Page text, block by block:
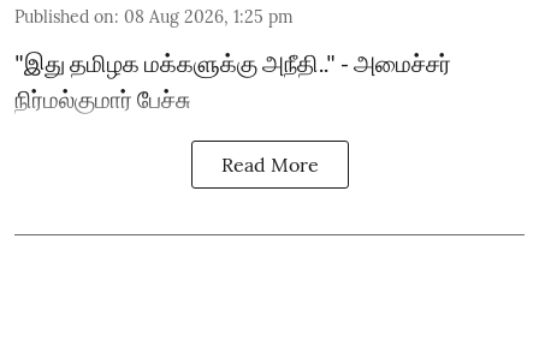
Published on: 08 Aug 2026, 1:25 pm
"இது தமிழக மக்களுக்கு அநீதி.." - அமைச்சர்
நிர்மல்குமார் பேச்சு
Read More